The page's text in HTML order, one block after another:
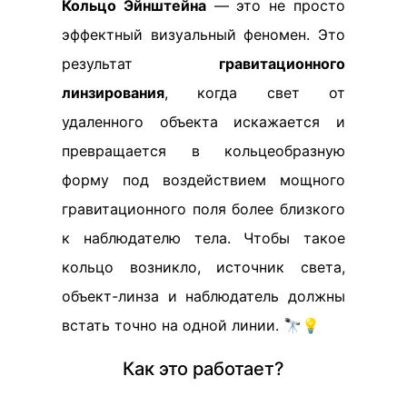
Кольцо Эйнштейна— это не просто
эффектный визуальный феномен. Это
результат гравитационного
линзирования, когда свет от
удаленного объекта искажается и
превращается в кольцеобразную
форму под воздействием мощного
гравитационного поля более близкого
к наблюдателю тела. Чтобы такое
кольцо возникло, источник света,
объект-линза и наблюдатель должны
встать точно на одной линии. 🔭💡
Как это работает?